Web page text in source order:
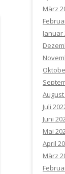
März
Januar
August
Juli
Juni
Mai
April
März